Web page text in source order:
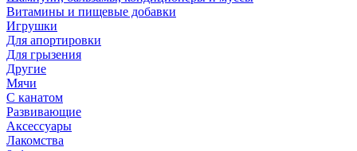
Витамины и пищевые добавки
Игрушки
Для апортировки
Для грызения
Другие
Мячи
С канатом
Развивающие
Аксессуары
Лакомства